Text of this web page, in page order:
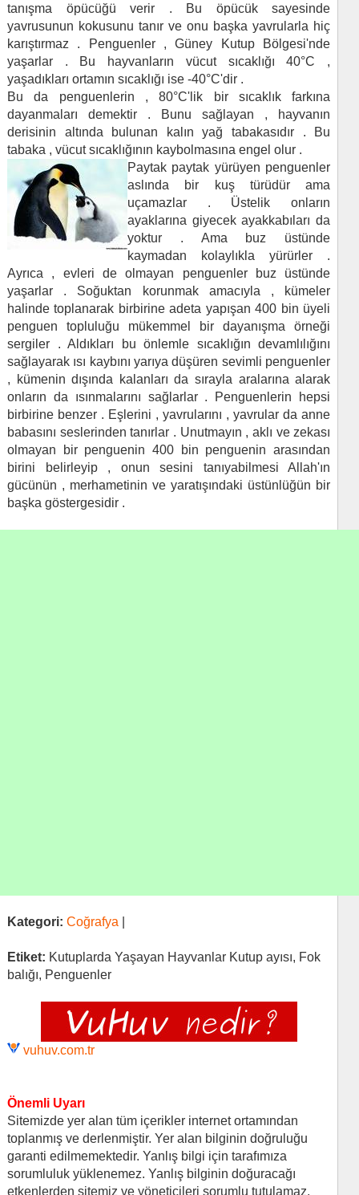
tanışma öpücüğü verir . Bu öpücük sayesinde
yavrusunun kokusunu tanır ve onu başka yavrularla hiç
karıştırmaz . Penguenler , Güney Kutup Bölgesi'nde
yaşarlar . Bu hayvanların vücut sıcaklığı 40°C ,
yaşadıkları ortamın sıcaklığı ise -40°C'dir .
Bu da penguenlerin , 80°C'lik bir sıcaklık farkına
dayanmaları demektir . Bunu sağlayan , hayvanın
derisinin altında bulunan kalın yağ tabakasıdır . Bu
tabaka , vücut sıcaklığının kaybolmasına engel olur .
Paytak paytak yürüyen penguenler
aslında bir kuş türüdür ama
uçamazlar . Üstelik onların
ayaklarına giyecek ayakkabıları da
yoktur . Ama buz üstünde
kaymadan kolaylıkla yürürler .
Ayrıca , evleri de olmayan penguenler buz üstünde
yaşarlar . Soğuktan korunmak amacıyla , kümeler
halinde toplanarak birbirine adeta yapışan 400 bin üyeli
penguen topluluğu mükemmel bir dayanışma örneği
sergiler . Aldıkları bu önlemle sıcaklığın devamlılığını
sağlayarak ısı kaybını yarıya düşüren sevimli penguenler
, kümenin dışında kalanları da sırayla aralarına alarak
onların da ısınmalarını sağlarlar . Penguenlerin hepsi
birbirine benzer . Eşlerini , yavrularını , yavrular da anne
babasını seslerinden tanırlar . Unutmayın , aklı ve zekası
olmayan bir penguenin 400 bin penguenin arasından
birini belirleyip , onun sesini tanıyabilmesi Allah'ın
gücünün , merhametinin ve yaratışındaki üstünlüğün bir
başka göstergesidir .
Kategori: Coğrafya
Etiket: Kutuplarda Yaşayan Hayvanlar Kutup ayısı, Fok
balığı, Penguenler
vuhuv.com.tr
Önemli Uyarı
Sitemizde yer alan tüm içerikler internet ortamından
toplanmış ve derlenmiştir. Yer alan bilginin doğruluğu
garanti edilmemektedir. Yanlış bilgi için tarafımıza
sorumluluk yüklenemez. Yanlış bilginin doğuracağı
etkenlerden sitemiz ve yöneticileri sorumlu tutulamaz.